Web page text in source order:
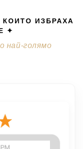
ИЗБРАХА
✦
най-голямо